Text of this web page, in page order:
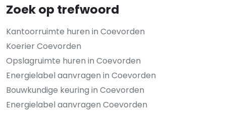
Zoek op trefwoord
Kantoorruimte huren in Coevorden
Koerier Coevorden
Opslagruimte huren in Coevorden
Energielabel aanvragen in Coevorden
Bouwkundige keuring in Coevorden
Energielabel aanvragen Coevorden